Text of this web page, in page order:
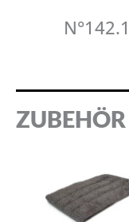
N°142.1
ZUBEHÖR